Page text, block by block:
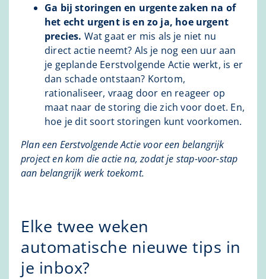
Ga bij storingen en urgente zaken na of
het echt urgent is en zo ja, hoe urgent
precies. Wat gaat er mis als je niet nu
direct actie neemt? Als je nog een uur aan
je geplande Eerstvolgende Actie werkt, is er
dan schade ontstaan? Kortom,
rationaliseer, vraag door en reageer op
maat naar de storing die zich voor doet. En,
hoe je dit soort storingen kunt voorkomen.
Plan een Eerstvolgende Actie voor een belangrijk
project en kom die actie na, zodat je stap-voor-stap
aan belangrijk werk toekomt.
Elke twee weken
automatische nieuwe tips in
je inbox?